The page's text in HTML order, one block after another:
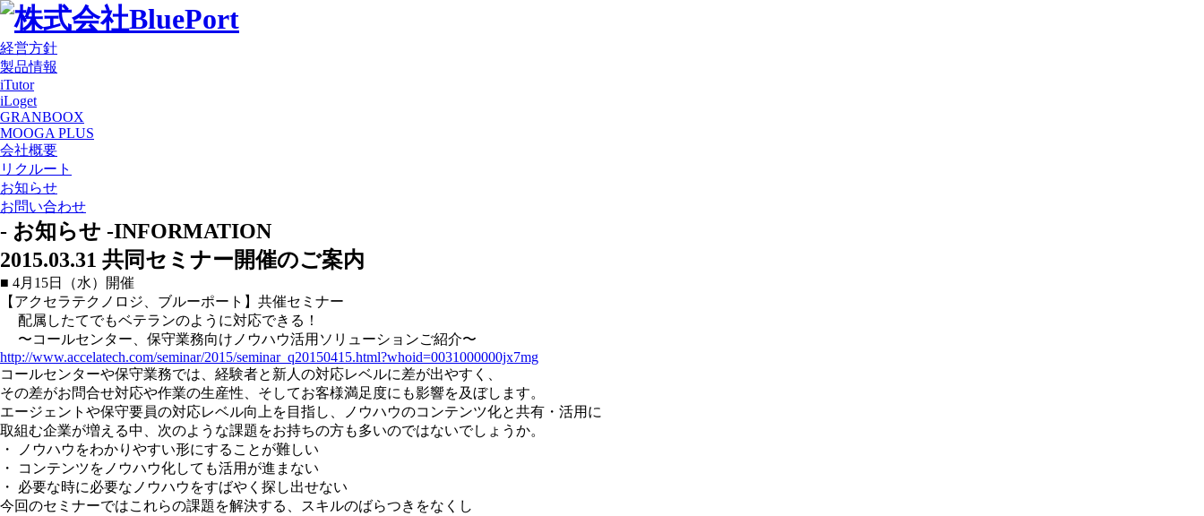
経営方針
製品情報
iTutor
iLoget
GRANBOOX
MOOGA PLUS
会社概要
リクルート
お知らせ
お問い合わせ
- お知らせ -INFORMATION
2015.03.31 共同セミナー開催のご案内
■ 4月15日（水）開催
【アクセラテクノロジ、ブルーポート】共催セミナー
配属したてでもベテランのように対応できる！
〜コールセンター、保守業務向けノウハウ活用ソリューションご紹介〜
http://www.accelatech.com/seminar/2015/seminar_q20150415.html?whoid=0031000000jx7mg
コールセンターや保守業務では、経験者と新人の対応レベルに差が出やすく、
その差がお問合せ対応や作業の生産性、そしてお客様満足度にも影響を及ぼします。
エージェントや保守要員の対応レベル向上を目指し、ノウハウのコンテンツ化と共有・活用に
取組む企業が増える中、次のような課題をお持ちの方も多いのではないでしょうか。
・ ノウハウをわかりやすい形にすることが難しい
・ コンテンツをノウハウ化しても活用が進まない
・ 必要な時に必要なノウハウをすばやく探し出せない
今回のセミナーではこれらの課題を解決する、スキルのばらつきをなくし